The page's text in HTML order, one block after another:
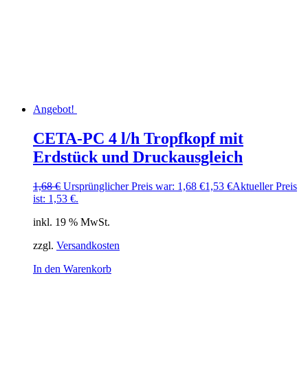
Angebot!
CETA-PC 4 l/h Tropfkopf mit
Erdstück und Druckausgleich
1,68€ Ursprünglicher Preis war: 1,68 €1,53 €Aktueller Preis
ist: 1,53 €.
inkl. 19 % MwSt.
zzgl. Versandkosten
In den Warenkorb